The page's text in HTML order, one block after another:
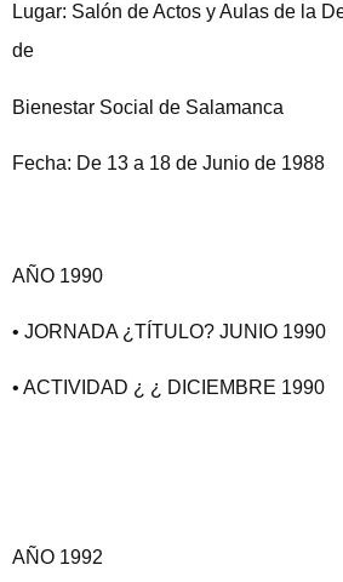
Lugar: Salón de Actos y Aulas de la
de
Bienestar Social de Salamanca
Fecha: De 13 a 18 de Junio de 1988
AÑO 1990
• JORNADA ¿TÍTULO? JUNIO 1990
• ACTIVIDAD ¿ ¿ DICIEMBRE 1990
AÑO 1992